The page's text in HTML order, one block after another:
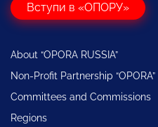
Вступи в «ОПОРУ»
About “OPORA RUSSIA”
Non-Profit Partnership “OPORA”
Committees and Commissions
Regions